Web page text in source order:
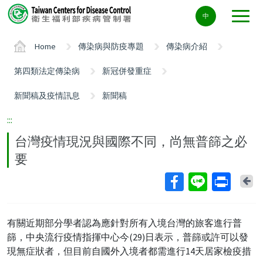
Center
block
中
Home 傳染病與防疫專題 傳染病介紹
第四類法定傳染病 新冠併發重症
新聞稿及疫情訊息 新聞稿
:::
台灣疫情現況與國際不同，尚無普篩之必
要
有關近期部分學者認為應針對所有入境台灣的旅客進行普
篩，中央流行疫情指揮中心今(29)日表示，普篩或許可以發
現無症狀者，但目前自國外入境者都需進行14天居家檢疫措